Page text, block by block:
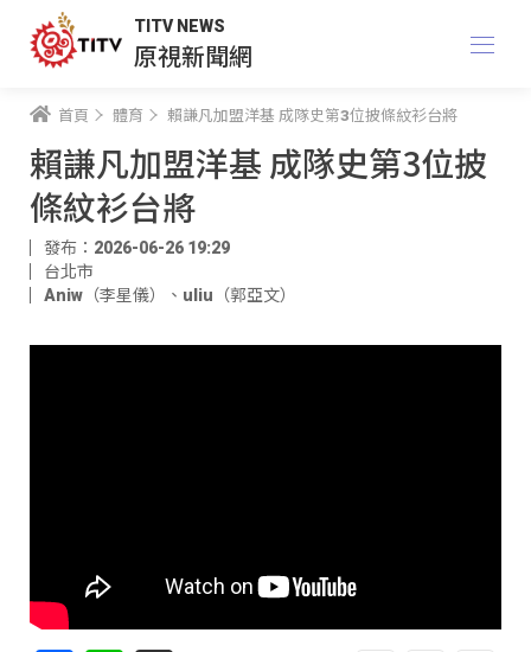
TITV NEWS
原視新聞網
首頁 體育 賴謙凡加盟洋基 成隊史第3位披條紋衫台將
賴謙凡加盟洋基 成隊史第3位披
條紋衫台將
發布：2026-06-26 19:29
台北市
Aniw（李星儀）
、 uliu（郭亞文）